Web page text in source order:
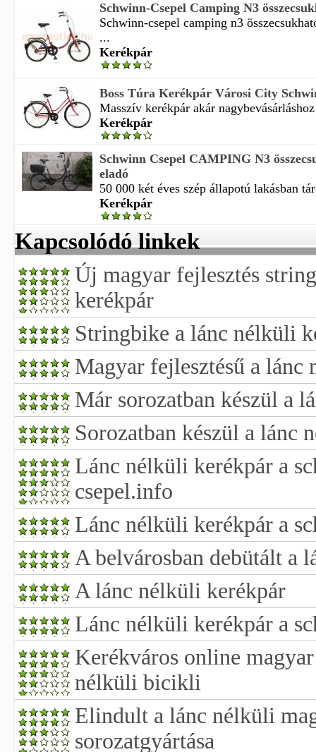
Schwinn-Csepel Camping N3
Schwinn-csepel camping n3
...
Kerékpár
Boss Túra Kerékpár Városi City
Masszív kerékpár akár
Kerékpár
Schwinn Csepel CAMPING N3
eladó
50 000 két éves szép állapotú lakásban
Kerékpár
Kapcsolódó linkek
Új magyar fejlesztés
kerékpár
Stringbike a lánc nélküli
Magyar fejlesztésű a lánc
Már sorozatban készül a
Sorozatban készül a lánc
Lánc nélküli kerékpár a
csepel.info
Lánc nélküli kerékpár a
A belvárosban debütált a
A lánc nélküli kerékpár
Lánc nélküli kerékpár a
Kerékváros online
nélküli bicikli
Elindult a lánc nélküli
sorozatgyártása